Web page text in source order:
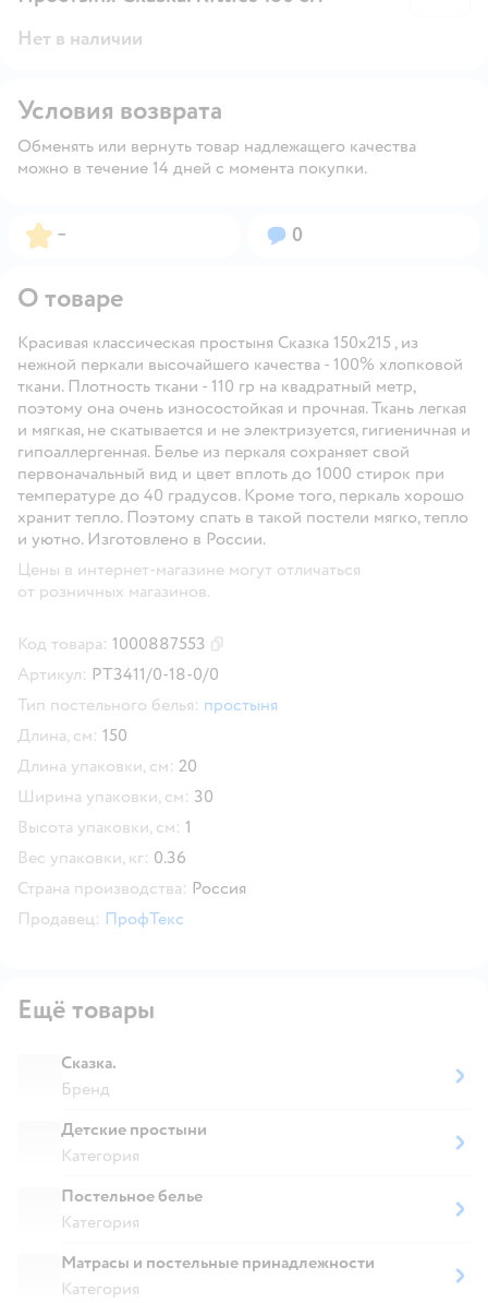
Нет в наличии
Условия возврата
Обменять или вернуть товар надлежащего качества
можно в течение 14 дней с момента покупки.
Рейтинг:
– Вопросов:
0
О товаре
Красивая классическая простыня Сказка 150x215 , из
нежной перкали высочайшего качества - 100% хлопковой
ткани. Плотность ткани - 110 гр на квадратный метр,
поэтому она очень износостойкая и прочная. Ткань легкая
и мягкая, не скатывается и не электризуется, гигиеничная и
гипоаллергенная. Белье из перкаля сохраняет свой
первоначальный вид и цвет вплоть до 1000 стирок при
температуре до 40 градусов. Кроме того, перкаль хорошо
хранит тепло. Поэтому спать в такой постели мягко, тепло
и уютно. Изготовлено в России.
Цены в интернет-магазине могут отличаться
от розничных магазинов.
Код товара: 1000887553
Артикул: PT3411/0-18-0/0
Тип постельного белья: простыня
Длина, см: 150
Длина упаковки, см: 20
Ширина упаковки, см: 30
Высота упаковки, см: 1
Вес упаковки, кг: 0.36
Страна производства: Россия
Продавец: ПрофТекс
Ещё товары
Сказка.
Бренд
Детские простыни
Категория
Постельное белье
Категория
Матрасы и постельные принадлежности
Категория